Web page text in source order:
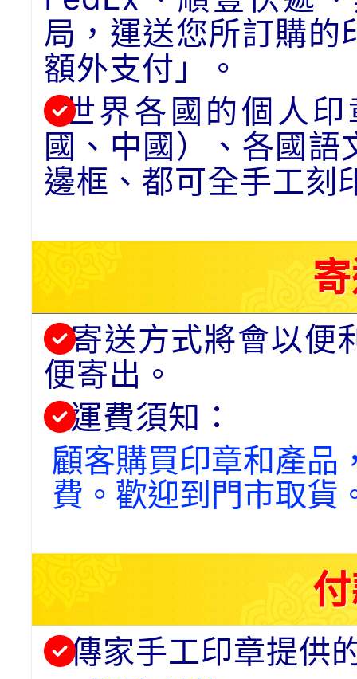
局，運送您所訂購的
額外支付」。
世界各國的個人
國、中國）、各國
邊框、都可全手工刻
寄送方式將會以便
便寄出。
運費須知：
顧客購買印章和產品
費。歡迎到門市取貨
傳家手工印章提供